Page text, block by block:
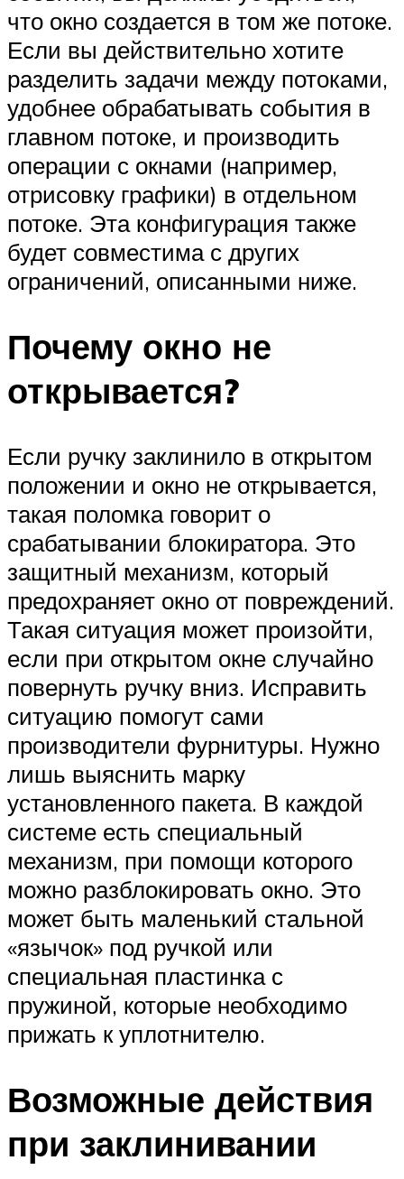
что окно создается в том же потоке.
Если вы действительно хотите
разделить задачи между потоками,
удобнее обрабатывать события в
главном потоке, и производить
операции с окнами (например,
отрисовку графики) в отдельном
потоке. Эта конфигурация также
будет совместима с других
ограничений, описанными ниже.
Почему окно не
открывается?
Если ручку заклинило в открытом
положении и окно не открывается,
такая поломка говорит о
срабатывании блокиратора. Это
защитный механизм, который
предохраняет окно от повреждений.
Такая ситуация может произойти,
если при открытом окне случайно
повернуть ручку вниз. Исправить
ситуацию помогут сами
производители фурнитуры. Нужно
лишь выяснить марку
установленного пакета. В каждой
системе есть специальный
механизм, при помощи которого
можно разблокировать окно. Это
может быть маленький стальной
«язычок» под ручкой или
специальная пластинка с
пружиной, которые необходимо
прижать к уплотнителю.
Возможные действия
при заклинивании